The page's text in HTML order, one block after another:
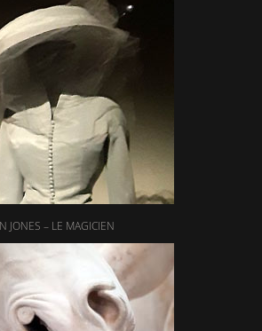
JONES – LE MAGICIEN